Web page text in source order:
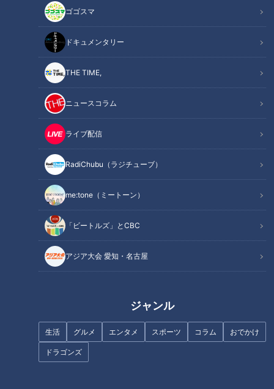
ゴゴスマ
ドキュメンタリー
THE TIME,
ニュースコラム
ライブ配信
RadiChubu（ラジチューブ）
me:tone（ミートーン）
「ビートルズ」とCBC
アジア大会 愛知・名古屋
ジャンル
生活 グルメ エンタメ スポーツ コラム おでかけ
ドラゴンズ
この記事を見たあなたへのおすすめ
長時間でも崩れない！テレビ局
ヘアメイクが実践するチーク＆
【庄子家】四男・翔君に密着！
【切り抜きみてちょ】潜入！
CBCアナウンサーのメイク室！
#みてちょてれび #メイク #若狭
アナ #小川アナ
三国峠を爽快にドライブ！グラ
ドル・三田悠貴の北海道周遊の